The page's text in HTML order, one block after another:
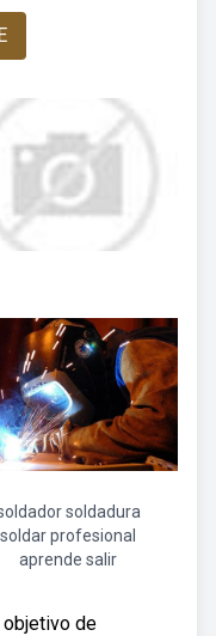
soldadura
soldar profesional
aprende salir
de